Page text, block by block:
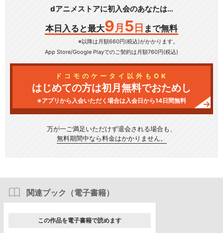
dアニメストアに初入会のあなたは…
本日入ると最大9 月 5 日 まで無料
※以降は月額660円(税込)がかかります。
App Store/Google Playでのご契約は月額760円(税込)
ドコモのケータイ以外もOK
はじめての方は初月無料でおためし
※アプリから入会いただく場合は入会日から14日間無料
万が一ご満足いただけず退会される場合も、
無料期間中なら料金はかかりません。
関連ブック（電子書籍）
この作品を電子書籍で読めます